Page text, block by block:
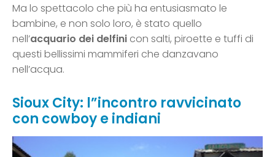
Ma lo spettacolo che più ha entusiasmato le
bambine, e non solo loro, è stato quello
nell’acquario dei delfini con salti, piroette e tuffi di
questi bellissimi mammiferi che danzavano
nell’acqua.
Sioux City: l”incontro ravvicinato
con cowboy e indiani